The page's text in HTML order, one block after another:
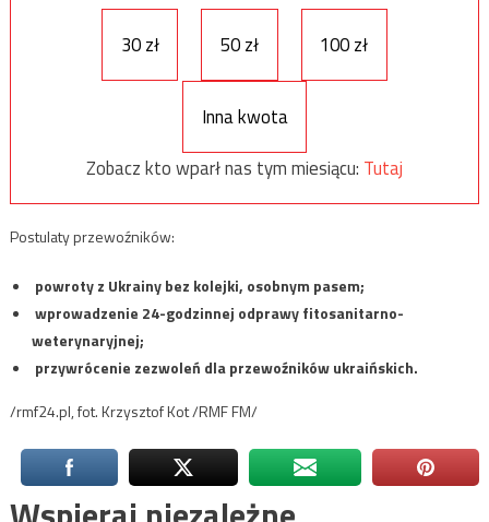
30 zł 50 zł 100 zł
Inna kwota
Zobacz kto wparł nas tym miesiącu: Tutaj
Postulaty przewoźników:
powroty z Ukrainy bez kolejki, osobnym pasem;
wprowadzenie 24-godzinnej odprawy fitosanitarno-
weterynaryjnej;
przywrócenie zezwoleń dla przewoźników ukraińskich.
/rmf24.pl, fot. Krzysztof Kot /RMF FM/